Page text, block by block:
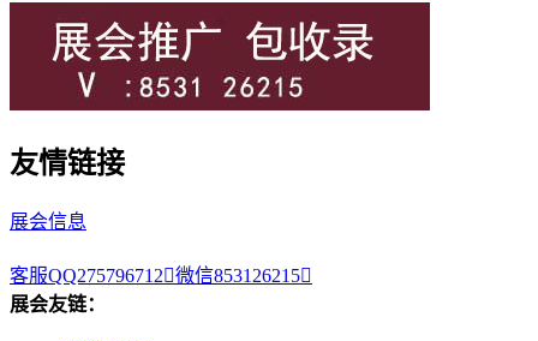
友情链接
展会信息
客服QQ275796712微信853126215
展会友链：